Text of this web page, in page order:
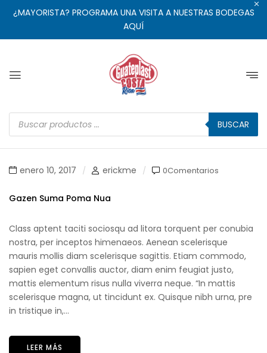
¿MAYORISTA? PROGRAMA UNA VISITA A NUESTRAS BODEGAS
AQUÍ
BUSCAR
enero 10, 2017 erickme 0Comentarios
Gazen Suma Poma Nua
Class aptent taciti sociosqu ad litora torquent per conubia
nostra, per inceptos himenaeos. Aenean scelerisque
mauris mollis diam scelerisque sagittis. Etiam commodo,
sapien eget convallis auctor, diam enim feugiat justo,
mattis elementum risus nulla viverra neque. “In mattis
scelerisque magna, ut tincidunt ex. Quisque nibh urna, pre
in tristique in,...
LEER MÁS